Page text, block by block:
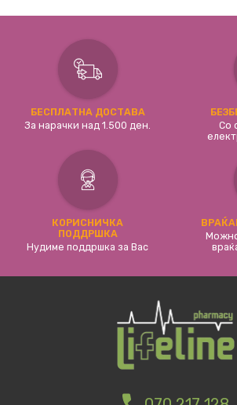
БЕСПЛАТНА ДОСТАВА
За нарачки над 1.500 ден.
Со
КОРИСНИЧКА
ПОДДРШКА
Нудиме поддршка за Вас